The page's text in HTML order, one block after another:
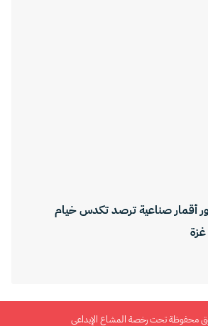
أقمار صناعية ترصد تكدس خيام
محفوظة تحت رخصة المشاع الإبداعي